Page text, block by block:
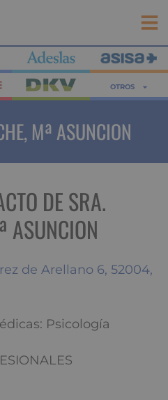
OTROS
Mª ASUNCION
DE SRA.
ASUNCION
de Arellano 6, 52004,
Psicología